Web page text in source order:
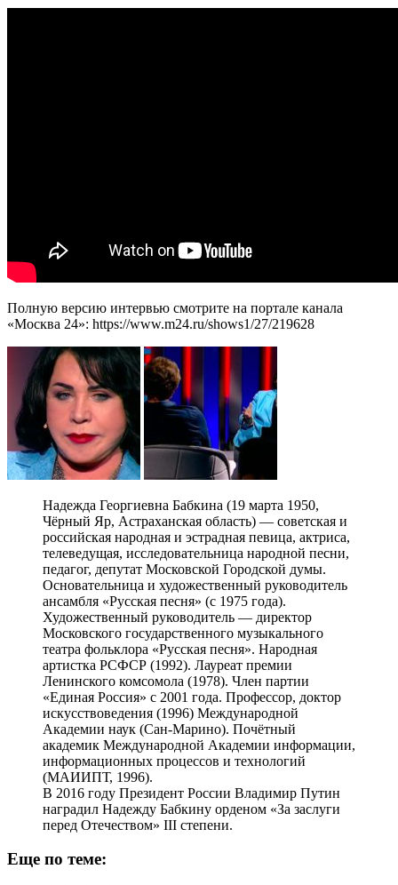
Полную версию интервью смотрите на портале канала
«Москва 24»: https://www.m24.ru/shows1/27/219628
Надежда Георгиевна Бабкина (19 марта 1950,
Чёрный Яр, Астраханская область) — советская и
российская народная и эстрадная певица, актриса,
телеведущая, исследовательница народной песни,
педагог, депутат Московской Городской думы.
Основательница и художественный руководитель
ансамбля «Русская песня» (с 1975 года).
Художественный руководитель — директор
Московского государственного музыкального
театра фольклора «Русская песня». Народная
артистка РСФСР (1992). Лауреат премии
Ленинского комсомола (1978). Член партии
«Единая Россия» с 2001 года. Профессор, доктор
искусствоведения (1996) Международной
Академии наук (Сан-Марино). Почётный
академик Международной Академии информации,
информационных процессов и технологий
(МАИИПТ, 1996).
В 2016 году Президент России Владимир Путин
наградил Надежду Бабкину орденом «За заслуги
перед Отечеством» III степени.
Еще по теме: